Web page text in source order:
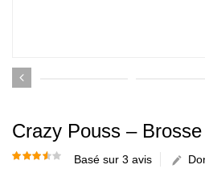
Crazy Pouss –
Basé sur 3 avis